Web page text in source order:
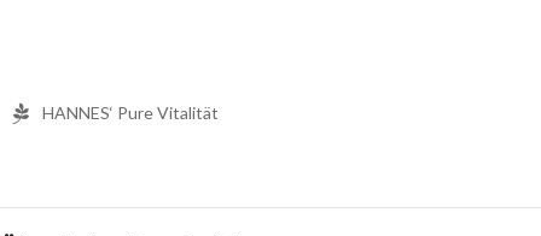
HANNES‘ Pure Vitalität